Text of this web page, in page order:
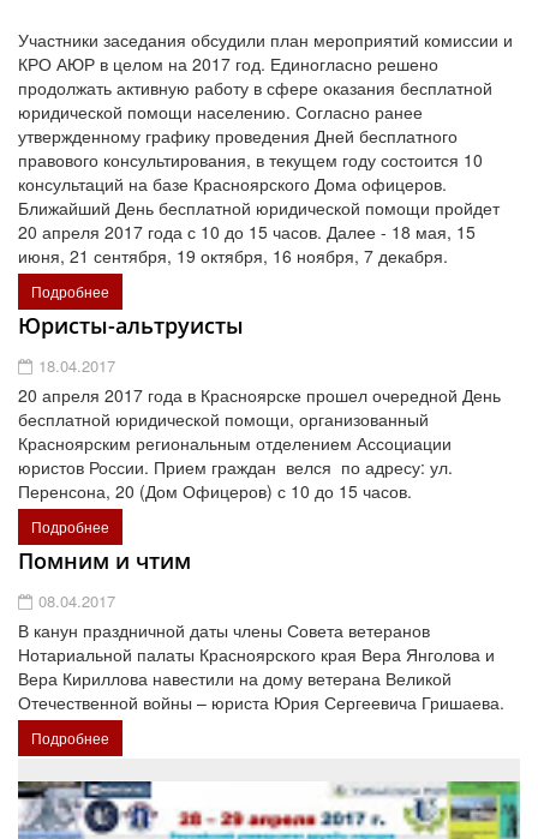
Участники заседания обсудили план мероприятий комиссии и
КРО АЮР в целом на 2017 год. Единогласно решено
продолжать активную работу в сфере оказания бесплатной
юридической помощи населению. Согласно ранее
утвержденному графику проведения Дней бесплатного
правового консультирования, в текущем году состоится 10
консультаций на базе Красноярского Дома офицеров.
Ближайший День бесплатной юридической помощи пройдет
20 апреля 2017 года с 10 до 15 часов. Далее - 18 мая, 15
июня, 21 сентября, 19 октября, 16 ноября, 7 декабря.
Подробнее
Юристы-альтруисты
18.04.2017
20 апреля 2017 года в Красноярске прошел очередной День
бесплатной юридической помощи, организованный
Красноярским региональным отделением Ассоциации
юристов России. Прием граждан велся по адресу: ул.
Перенсона, 20 (Дом Офицеров) с 10 до 15 часов.
Подробнее
Помним и чтим
08.04.2017
В канун праздничной даты члены Совета ветеранов
Нотариальной палаты Красноярского края Вера Янголова и
Вера Кириллова навестили на дому ветерана Великой
Отечественной войны – юриста Юрия Сергеевича Гришаева.
Подробнее